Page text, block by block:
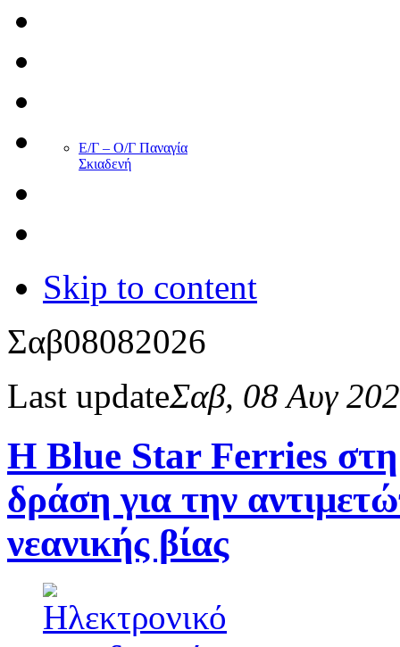
Ε/Γ – Ο/Γ Παναγία
Σκιαδενή
Skip to content
Σαβ08082026
Last updateΣαβ, 08 Αυγ
Η Blue Star Ferries στη
δράση για την
νεανικής βίας